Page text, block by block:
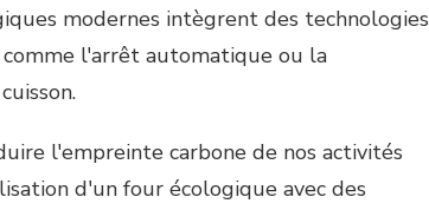
modernes intègrent des technologies
l'arrêt automatique ou la
l'empreinte carbone de nos activités
d'un four écologique avec des